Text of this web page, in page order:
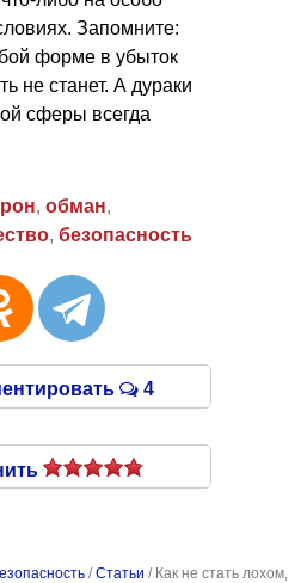
Запомните:
форме в убыток
не станет. А дураки
сферы всегда
, обман,
, безопасность
4
/Статьи / Как не стать лохом,